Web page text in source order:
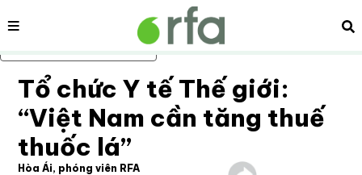
Bỏ qua nội dung chính
Nội dung
Tổ chức Y tế Thế giới:
“Việt Nam cần tăng thuế
thuốc lá”
Hòa Ái, phóng viên RFA